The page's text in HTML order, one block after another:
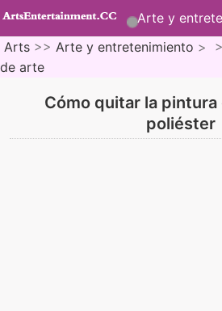
Arte y
Arts >> Arte y entretenimiento >
de arte
Cómo quitar la
poliéster